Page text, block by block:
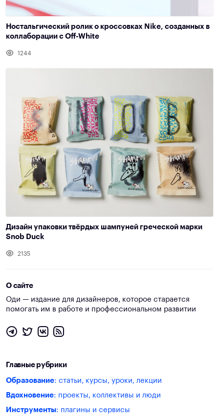
Ностальгический ролик о кроссовках Nike, созданных в
коллаборации с Off-White
1244
Дизайн упаковки твёрдых шампуней греческой марки
Snob Duck
2135
О сайте
Оди — издание для дизайнеров, которое старается
помогать им в работе и профессиональном развитии
Главные рубрики
Образование: статьи, курсы, уроки, лекции
Вдохновение: проекты, коллективы и люди
Инструменты: плагины и сервисы